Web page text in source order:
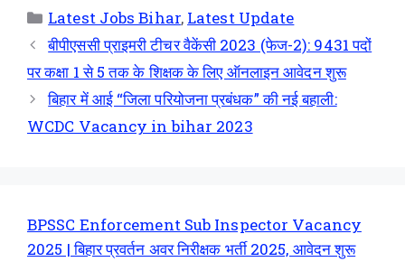
Latest Jobs Bihar, Latest Update
बीपीएससी प्राइमरी टीचर वैकेंसी 2023 (फेज-2): 9431 पदों
पर कक्षा 1 से 5 तक के शिक्षक के लिए ऑनलाइन आवेदन शुरू
बिहार में आई “जिला परियोजना प्रबंधक” की नई बहाली:
WCDC Vacancy in bihar 2023
BPSSC Enforcement Sub Inspector Vacancy
2025 | बिहार प्रवर्तन अवर निरीक्षक भर्ती 2025, आवेदन शुरू